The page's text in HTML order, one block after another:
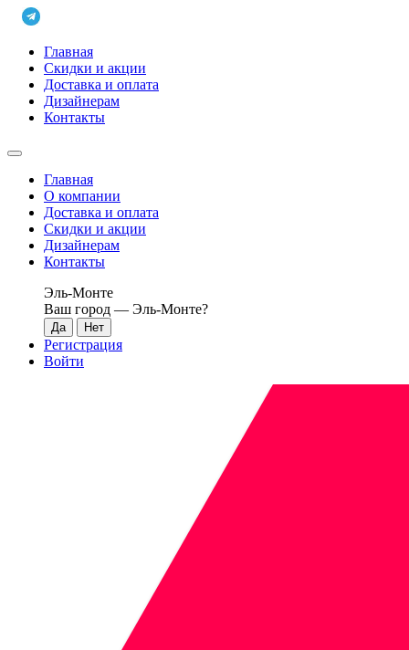
Главная
Скидки и акции
Доставка и оплата
Дизайнерам
Контакты
Главная
О компании
Доставка и оплата
Скидки и акции
Дизайнерам
Контакты
Эль-Монте
Ваш город — Эль-Монте?
Регистрация
Войти